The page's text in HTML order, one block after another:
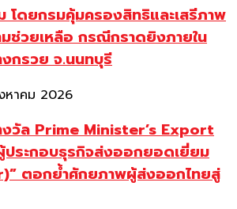
โดยกรมคุ้มครองสิทธิและเสรีภาพ
ช่วยเหลือ กรณีกราดยิงภายใน
กรวย จ.นนทบุรี
หาคม 2026
งวัล Prime Minister’s Export
ระกอบธุรกิจส่งออกยอดเยี่ยม
ตอกย้ำศักยภาพผู้ส่งออกไทยสู่